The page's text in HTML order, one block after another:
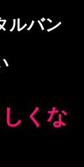
ルバン
しくな